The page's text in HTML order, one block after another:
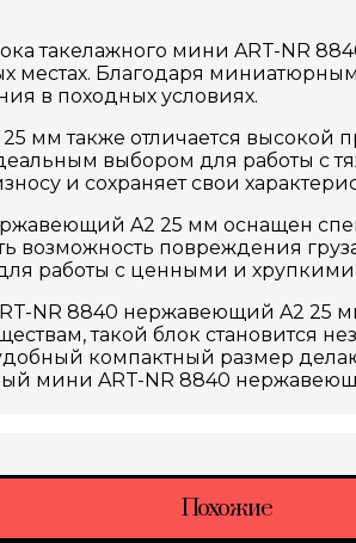
такелажного мини ART-NR
Благодаря
в походных условиях.
также отличается высокой
выбором для работы
и сохраняет свои
A2 25 мм оснащен
повреждения
работы с ценными и хрупкими
NR 8840 нержавеющий A2 25
такой блок становится
компактный размер
мини ART-NR 8840
Похожие